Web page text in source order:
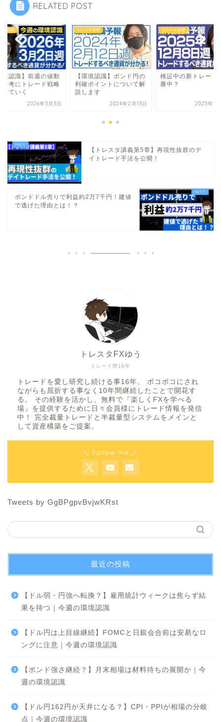
RELATED POST
ド分析
境認識】前週の値動
参考にトレード戦略
てていく
2026年3月3日
トレード分析
【環境認識】ポンド円の
利確ポイントについて解
説します
2024年2月13日
トレード分析
検証中の新トレード
勝中？
2025年12
【トレスタ講義第5章】再現性抜群のデ
イトレード手法を公開！
ポンドドル売りで利益約2万7千円！建値
で逃げた理由とは！？
トレード歴16年
トレスタFXゆう
トレードを愛し研究し続ける事16年。 ボコボコにされ
ながらも屈折する事なく10年間継続したことで開花す
る。 その経験を活かし、無料で『楽しくFXを学べる
場』を提供するために日々会員様にトレード情報を発信
中！ 完全裁量トレードと半裁量型システムをメインと
して資産構築をご提案。
＼ Follow me ／
Tweets by GgBPgpvBvjwKRst
最近の投稿
【ドル弱・円強へ転換？】雇用統計ウィークは焦らず結
果を待つ｜今週の環境認識
【ドル円は上目線継続】FOMCと日銀会合前は安易なロ
ングに注意｜今週の環境認識
【ポンド強さ継続？】月末相場は材料待ちの展開か｜今
週の環境認識
【ドル円162円が天井になる？】CPI・PPIが相場の分岐
点｜今週の環境認識